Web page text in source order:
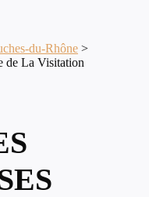
du-Rhône >
de La Visitation